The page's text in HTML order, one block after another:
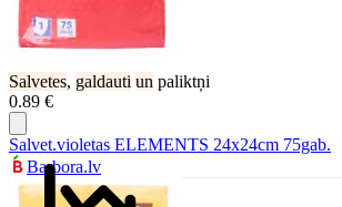
Salvetes, galdauti un paliktņi
0.89 €
Salvet.violetas ELEMENTS 24x24cm 75gab.
Barbora.lv